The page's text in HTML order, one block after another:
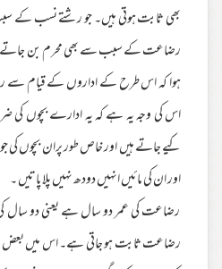
بھی ثابت ہوتی ہیں۔ جو رشتے نسب کے
رضاعت کے سبب سے بھی محرم بن جاتے
ہوا کہ اس طرح کے اداروں کے قیام سے
اس کی وجہ یہ ہے کہ یہ ادارے بچوں
کیے جاتے ہیں اور خاص طور پران بچوں کی
اور ان کی مائیں انہیں دودھ نہیں پلا پاتیں ۔
رضاعت کی عمر دو سال ہے یعنی دو سال
رضاعت ثابت ہو جاتی ہے۔ اس میں بعض